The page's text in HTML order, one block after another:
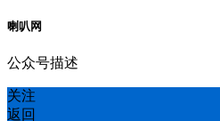
喇叭网
公众号描述
关注
返回